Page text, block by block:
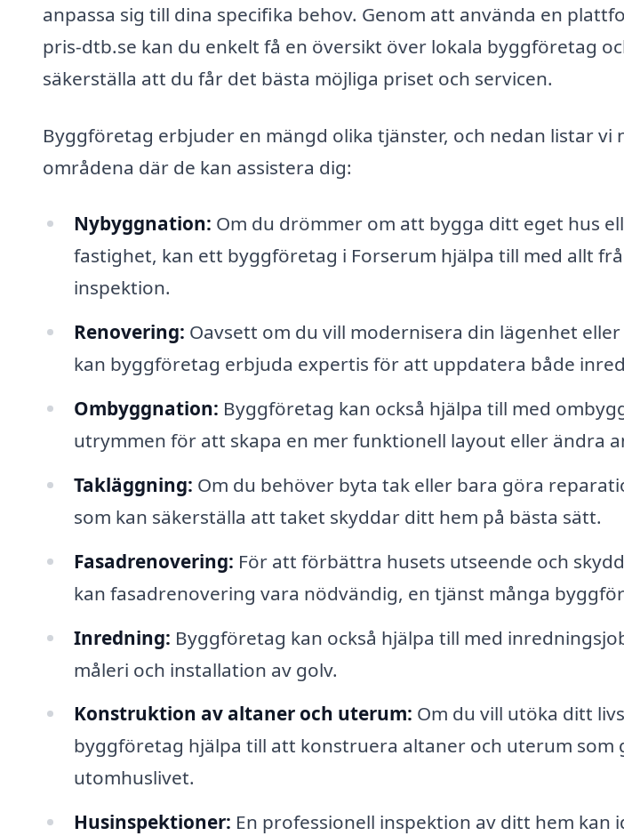
anpassa sig till dina specifika behov. Genom att använda en
pris-dtb.se kan du enkelt få en översikt över lokala byggföretag
säkerställa att du får det bästa möjliga priset och servicen.
Byggföretag erbjuder en mängd olika tjänster, och nedan listar vi
områdena där de kan assistera dig:
Nybyggnation: Om du drömmer om att bygga ditt eget hus
fastighet, kan ett byggföretag i Forserum hjälpa till med allt
inspektion.
Renovering: Oavsett om du vill modernisera din lägenhet
kan byggföretag erbjuda expertis för att uppdatera både
Ombyggnation: Byggföretag kan också hjälpa till med
utrymmen för att skapa en mer funktionell layout eller ändra
Takläggning: Om du behöver byta tak eller bara göra
som kan säkerställa att taket skyddar ditt hem på bästa sätt.
Fasadrenovering: För att förbättra husets utseende och
kan fasadrenovering vara nödvändig, en tjänst många
Inredning: Byggföretag kan också hjälpa till med
måleri och installation av golv.
Konstruktion av altaner och uterum: Om du vill utöka ditt
byggföretag hjälpa till att konstruera altaner och uterum som
utomhuslivet.
Husinspektioner: En professionell inspektion av ditt hem